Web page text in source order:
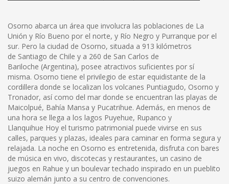
Osorno abarca un área que involucra las poblaciones de La
Unión y Río Bueno por el norte, y Río Negro y Purranque por el
sur. Pero la ciudad de Osorno, situada a 913 kilómetros
de Santiago de Chile y a 260 de San Carlos de
Bariloche (Argentina), posee atractivos suficientes por sí
misma. Osorno tiene el privilegio de estar equidistante de la
cordillera donde se localizan los volcanes Puntiagudo, Osorno y
Tronador, así como del mar donde se encuentran las playas de
Maicolpué, Bahía Mansa y Pucatrihue. Además, en menos de
una hora se llega a los lagos Puyehue, Rupanco y
Llanquihue Hoy el turismo patrimonial puede vivirse en sus
calles, parques y plazas, ideales para caminar en forma segura y
relajada. La noche en Osorno es entretenida, disfruta con bares
de música en vivo, discotecas y restaurantes, un casino de
juegos en Rahue y un boulevar techado inspirado en un pueblito
suizo alemán junto a su centro de convenciones.